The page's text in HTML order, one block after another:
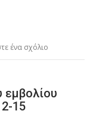
ένα σχόλιο
εμβολίου
15